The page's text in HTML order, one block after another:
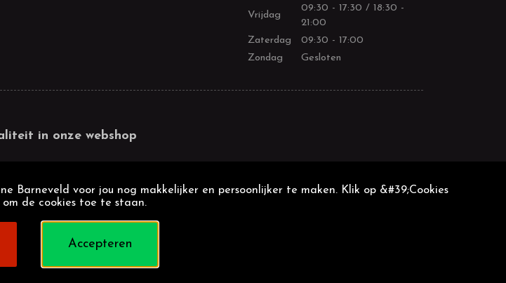
Vrijdag
09:30 - 17:30 / 18:30 -
21:00
Zaterdag
09:30 - 17:00
Zondag
Gesloten
in onze webshop
Barneveld voor jou nog makkelijker en persoonlijker te maken. Klik op &#39;Cookies
de cookies toe te staan.
Accepteren